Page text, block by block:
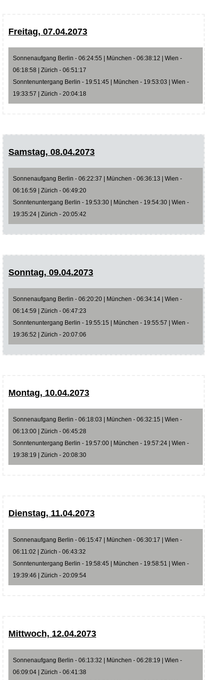
Freitag, 07.04.2073
Sonnenaufgang Berlin - 06:24:55 | München - 06:38:12 | Wien -
06:18:58 | Zürich - 06:51:17
Sonntenuntergang Berlin - 19:51:45 | München - 19:53:03 | Wien -
19:33:57 | Zürich - 20:04:18
Samstag, 08.04.2073
Sonnenaufgang Berlin - 06:22:37 | München - 06:36:13 | Wien -
06:16:59 | Zürich - 06:49:20
Sonntenuntergang Berlin - 19:53:30 | München - 19:54:30 | Wien -
19:35:24 | Zürich - 20:05:42
Sonntag, 09.04.2073
Sonnenaufgang Berlin - 06:20:20 | München - 06:34:14 | Wien -
06:14:59 | Zürich - 06:47:23
Sonntenuntergang Berlin - 19:55:15 | München - 19:55:57 | Wien -
19:36:52 | Zürich - 20:07:06
Montag, 10.04.2073
Sonnenaufgang Berlin - 06:18:03 | München - 06:32:15 | Wien -
06:13:00 | Zürich - 06:45:28
Sonntenuntergang Berlin - 19:57:00 | München - 19:57:24 | Wien -
19:38:19 | Zürich - 20:08:30
Dienstag, 11.04.2073
Sonnenaufgang Berlin - 06:15:47 | München - 06:30:17 | Wien -
06:11:02 | Zürich - 06:43:32
Sonntenuntergang Berlin - 19:58:45 | München - 19:58:51 | Wien -
19:39:46 | Zürich - 20:09:54
Mittwoch, 12.04.2073
Sonnenaufgang Berlin - 06:13:32 | München - 06:28:19 | Wien -
06:09:04 | Zürich - 06:41:38